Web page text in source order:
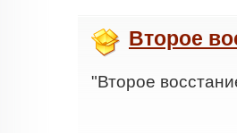
Второе
"Второе